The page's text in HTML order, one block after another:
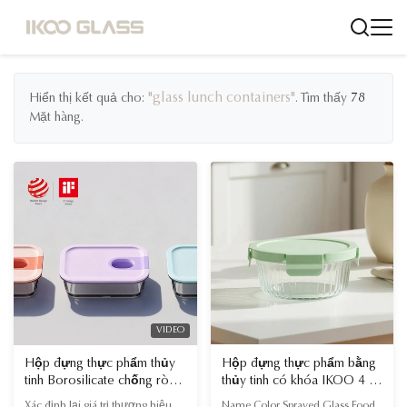
Hiển thị kết quả cho: "glass lunch containers". Tìm thấy 78
Mặt hàng.
VIDEO
Hộp đựng thực phẩm thủy
tinh Borosilicate chống rò rỉ
640ml của FDA với câu
Hộp đựng thực phẩm bằng
thủy tinh có khóa IKOO 4 -
Chịu nhiệt từ -40°C đến